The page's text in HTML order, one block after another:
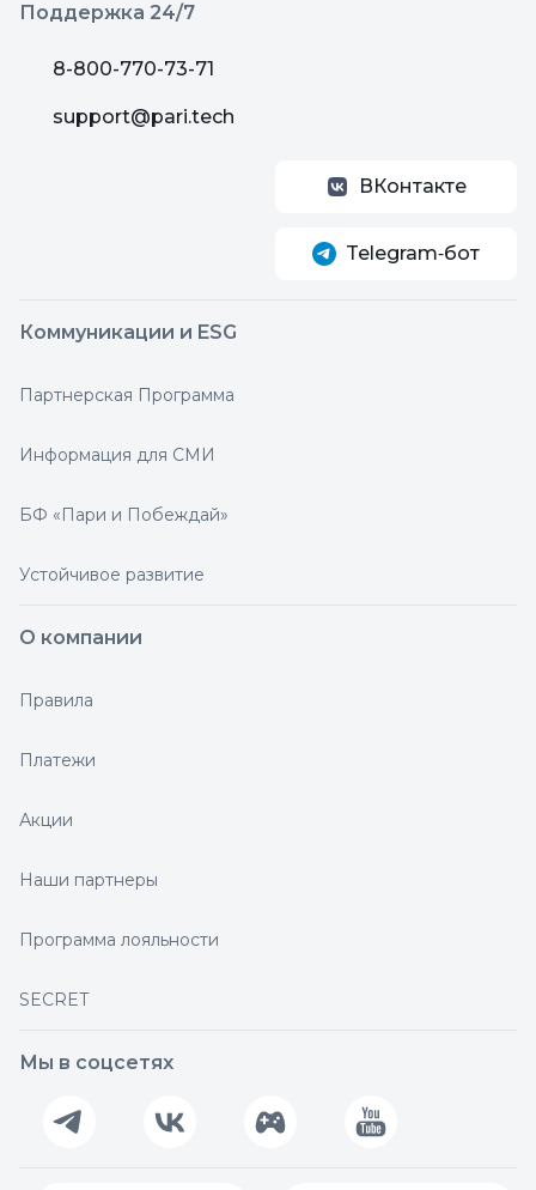
Поддержка 24/7
8-800-770-73-71
support@pari.tech
ВКонтакте
Telegram‑бот
Коммуникации и ESG
Партнерская Программа
Информация для СМИ
БФ «Пари и Побеждай»
Устойчивое развитие
О компании
Правила
Платежи
Акции
Наши партнеры
Программа лояльности
SECRET
Мы в соцсетях